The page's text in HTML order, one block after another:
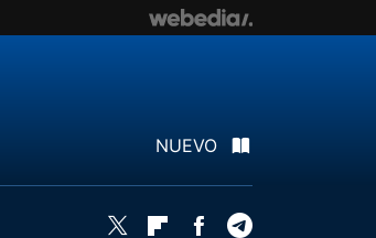
NUEVO
Twitter FlipboardFacebook